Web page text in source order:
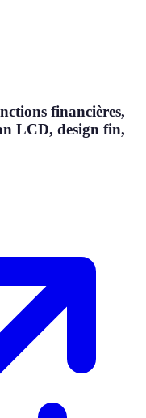
financières,
LCD, design fin,